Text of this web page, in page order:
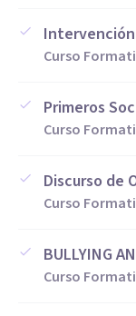
Intervención
Curso
Primeros
Curso
Discurso de
Curso
BULLYING
Curso